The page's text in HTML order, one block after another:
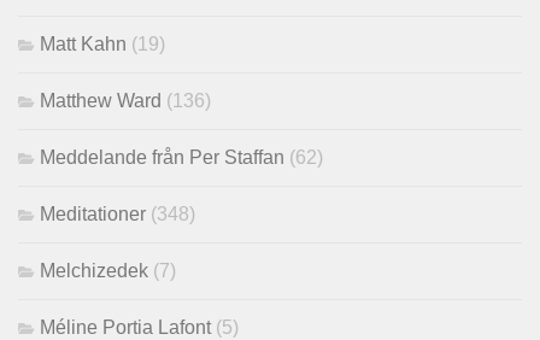
Matt Kahn (19)
Matthew Ward (136)
Meddelande från Per Staffan (62)
Meditationer (348)
Melchizedek (7)
Méline Portia Lafont (5)